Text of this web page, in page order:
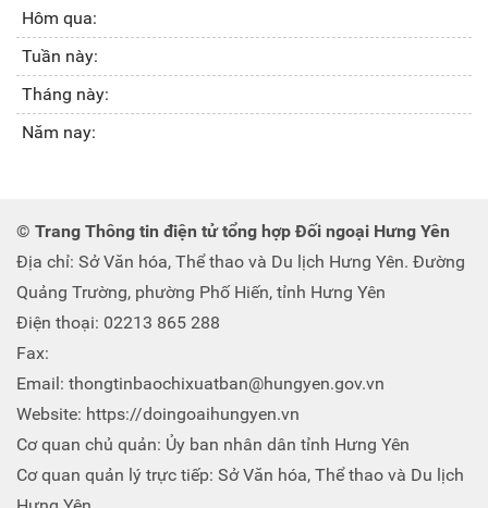
Hôm qua:
Tuần này:
Tháng này:
Năm nay:
© Trang Thông tin điện tử tổng hợp Đối ngoại Hưng Yên
Địa chỉ: Sở Văn hóa, Thể thao và Du lịch Hưng Yên. Đường
Quảng Trường, phường Phố Hiến, tỉnh Hưng Yên
Điện thoại: 02213 865 288
Fax:
Email: thongtinbaochixuatban@hungyen.gov.vn
Website: https://doingoaihungyen.vn
Cơ quan chủ quản: Ủy ban nhân dân tỉnh Hưng Yên
Cơ quan quản lý trực tiếp: Sở Văn hóa, Thể thao và Du lịch